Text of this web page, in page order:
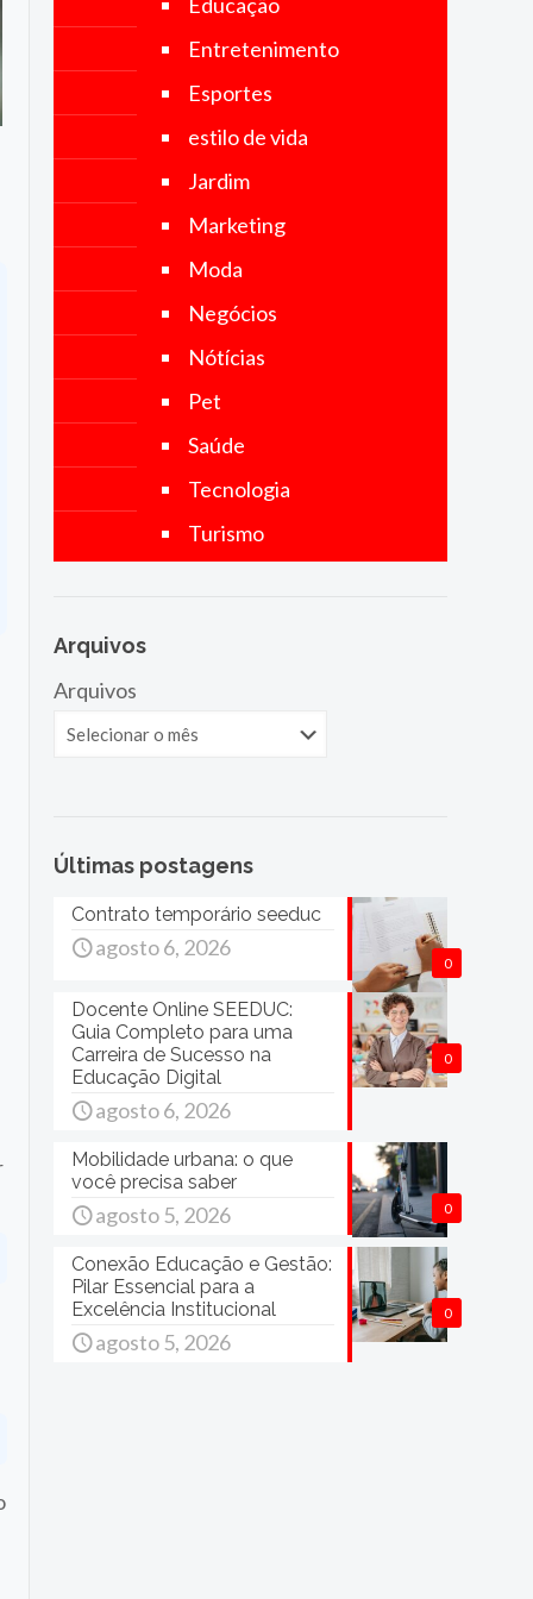
no mundo.
objetivo é
notícias
imparciais
atualizadas,
abrangendo
uma ampla
categorias,
muito mais.
Entretenimento
Esportes
estilo de vida
Jardim
Marketing
Moda
Negócios
Nótícias
Pet
Saúde
Tecnologia
Turismo
Arquivos
Arquivos
Últimas postagens
0
Contrato temporário seeduc
agosto 6, 2026
0
Docente Online SEEDUC:
Guia Completo para uma
Carreira de Sucesso na
Educação Digital
agosto 6, 2026
0
Mobilidade urbana: o que
você precisa saber
agosto 5, 2026
0
Conexão Educação e Gestão:
Pilar Essencial para a
Excelência Institucional
agosto 5, 2026